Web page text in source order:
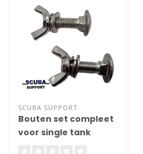
SCUBA SUPPORT
Bouten set compleet
voor single tank